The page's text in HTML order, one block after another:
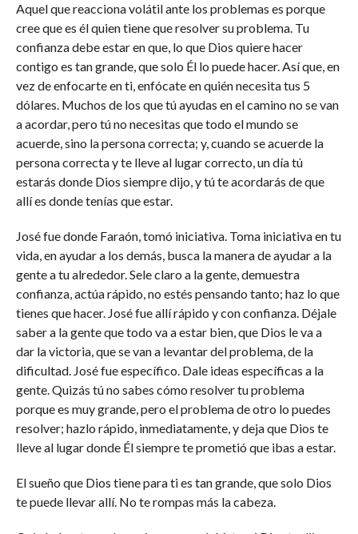
Aquel que reacciona volátil ante los problemas es porque
cree que es él quien tiene que resolver su problema. Tu
confianza debe estar en que, lo que Dios quiere hacer
contigo es tan grande, que solo Él lo puede hacer. Así que, en
vez de enfocarte en ti, enfócate en quién necesita tus 5
dólares. Muchos de los que tú ayudas en el camino no se van
a acordar, pero tú no necesitas que todo el mundo se
acuerde, sino la persona correcta; y, cuando se acuerde la
persona correcta y te lleve al lugar correcto, un día tú
estarás donde Dios siempre dijo, y tú te acordarás de que
allí es donde tenías que estar.
José fue donde Faraón, tomó iniciativa. Toma iniciativa en tu
vida, en ayudar a los demás, busca la manera de ayudar a la
gente a tu alrededor. Sele claro a la gente, demuestra
confianza, actúa rápido, no estés pensando tanto; haz lo que
tienes que hacer. José fue allí rápido y con confianza. Déjale
saber a la gente que todo va a estar bien, que Dios le va a
dar la victoria, que se van a levantar del problema, de la
dificultad. José fue específico. Dale ideas específicas a la
gente. Quizás tú no sabes cómo resolver tu problema
porque es muy grande, pero el problema de otro lo puedes
resolver; hazlo rápido, inmediatamente, y deja que Dios te
lleve al lugar donde Él siempre te prometió que ibas a estar.
El sueño que Dios tiene para ti es tan grande, que solo Dios
te puede llevar allí. No te rompas más la cabeza.